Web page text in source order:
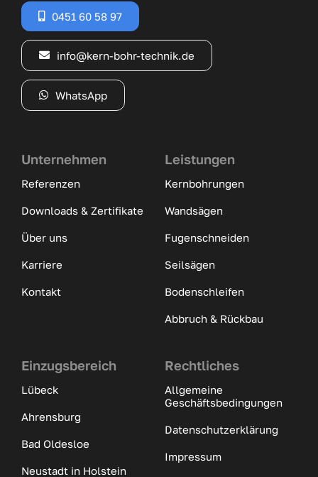
0451 60 58 97
info@kern-bohr-technik.de
WhatsApp
Unternehmen
Referenzen
Downloads & Zertifikate
Über uns
Karriere
Kontakt
Leistungen
Kernbohrungen
Wandsägen
Fugenschneiden
Seilsägen
Bodenschleifen
Abbruch & Rückbau
Einzugsbereich
Lübeck
Ahrensburg
Bad Oldesloe
Neustadt in Holstein
Rechtliches
Allgemeine
Geschäftsbedingungen
Datenschutzerklärung
Impressum